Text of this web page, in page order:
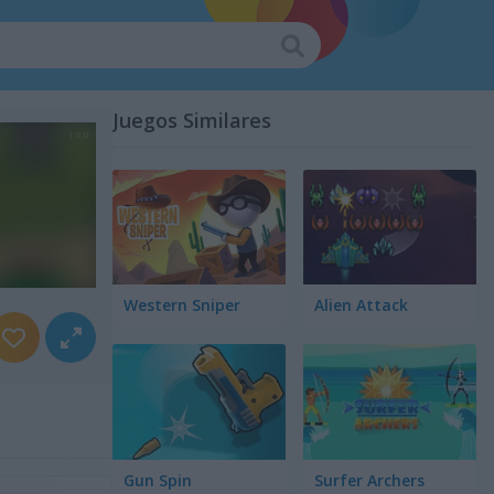
Juegos Similares
Western Sniper Alien Attack
Gun Spin Surfer Archers